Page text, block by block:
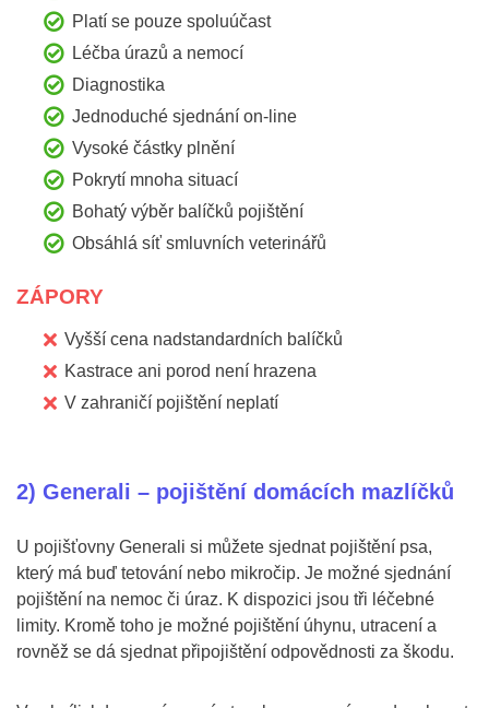
Platí se pouze spoluúčast
Léčba úrazů a nemocí
Diagnostika
Jednoduché sjednání on-line
Vysoké částky plnění
Pokrytí mnoha situací
Bohatý výběr balíčků pojištění
Obsáhlá síť smluvních veterinářů
ZÁPORY
Vyšší cena nadstandardních balíčků
Kastrace ani porod není hrazena
V zahraničí pojištění neplatí
2) Generali – pojištění domácích mazlíčků
U pojišťovny Generali si můžete sjednat pojištění psa,
který má buď tetování nebo mikročip. Je možné sjednání
pojištění na nemoc či úraz. K dispozici jsou tři léčebné
limity. Kromě toho je možné pojištění úhynu, utracení a
rovněž se dá sjednat připojištění odpovědnosti za škodu.